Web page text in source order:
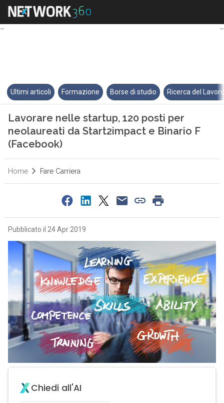
Lavorare nelle startup, 120
Ultimi articoli Formazione Borse di studio Ricerca del
Lavorare nelle startup, 120 posti per
neolaureati da Start2impact e Binario F
(Facebook)
Home Fare Carriera
Pubblicato il 24 Apr 2019
Chiedi all'AI